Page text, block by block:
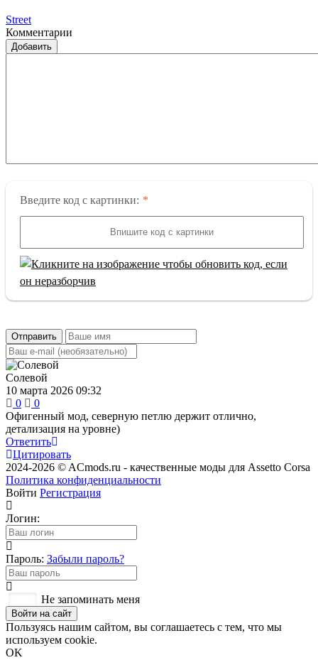
Street
Комментарии
Добавить
Введите код с картинки:
Отправить
Солевой
10 марта 2026 09:32
0
0
Офигенный мод, северную петлю держит отлично,
детализация на уровне)
Ответить
Цитировать
2024-2026 © ACmods.ru - качественные моды для Assetto Corsa
Политика конфиденциальности
Войти Регистрация
Логин:
Пароль: Забыли пароль?
Не запоминать меня
Войти на сайт
Пользуясь нашим сайтом, вы соглашаетесь с тем, что мы
используем cookie.
OK